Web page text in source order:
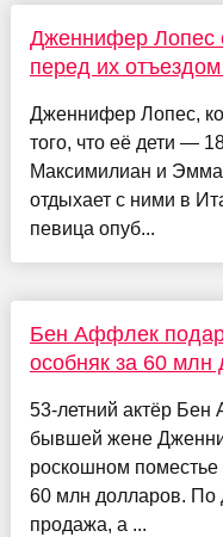
Дженнифер Лопес
перед их
Дженнифер Лопес,
того, что её дети —
Максимилиан и
отдыхает с ними в
певица опуб...
Бен Аффлек
особняк за 60 млн
53-летний актёр
бывшей жене
роскошном
60 млн долларов. По
продажа, а ...